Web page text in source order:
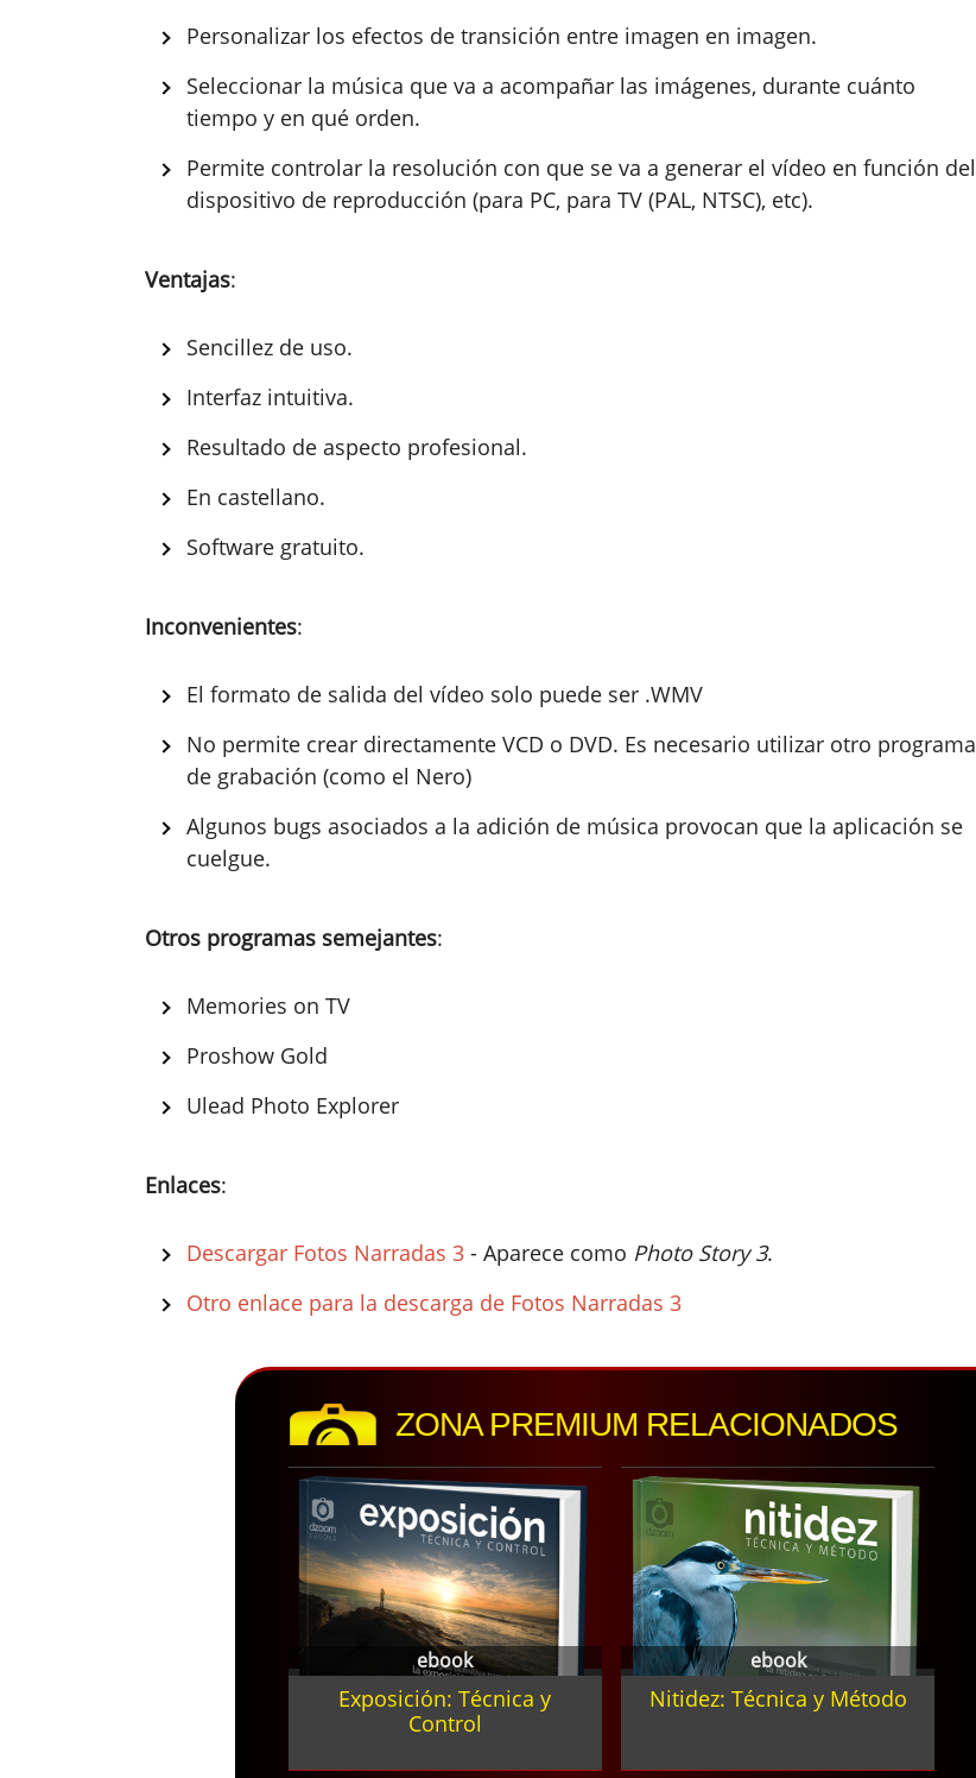
Personalizar los efectos de transición entre imagen en imagen.
Seleccionar la música que va a acompañar las imágenes, durante cuánto
tiempo y en qué orden.
Permite controlar la resolución con que se va a generar el vídeo en función del
dispositivo de reproducción (para PC, para TV (PAL, NTSC), etc).
Ventajas:
Sencillez de uso.
Interfaz intuitiva.
Resultado de aspecto profesional.
En castellano.
Software gratuito.
Inconvenientes:
El formato de salida del vídeo solo puede ser .WMV
No permite crear directamente VCD o DVD. Es necesario utilizar otro programa
de grabación (como el Nero)
Algunos bugs asociados a la adición de música provocan que la aplicación se
cuelgue.
Otros programas semejantes:
Memories on TV
Proshow Gold
Ulead Photo Explorer
Enlaces:
Descargar Fotos Narradas 3 - Aparece como Photo Story 3.
Otro enlace para la descarga de Fotos Narradas 3
ZONA PREMIUM RELACIONADOS
ebook
Exposición: Técnica y
Control
ebook
Nitidez: Técnica y Método